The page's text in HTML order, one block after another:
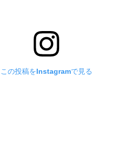
この投稿をInstagramで見る